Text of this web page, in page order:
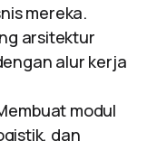
mereka.
arsitektur
alur kerja
modul
dan